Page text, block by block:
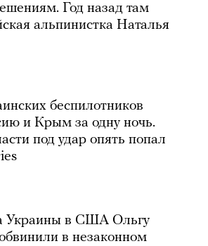
Год назад там
альпинистка Наталья
беспилотников
и Крым за одну ночь.
под удар опять попал
Украины в США Ольгу
в незаконном